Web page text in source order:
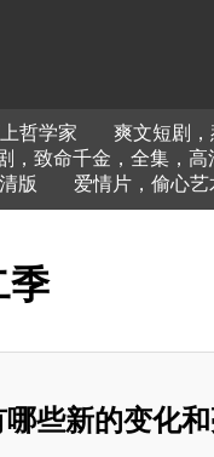
哲学家 爽文短剧
，致命千金，全集，高
版
爱情片，偷心
季
些新的变化和